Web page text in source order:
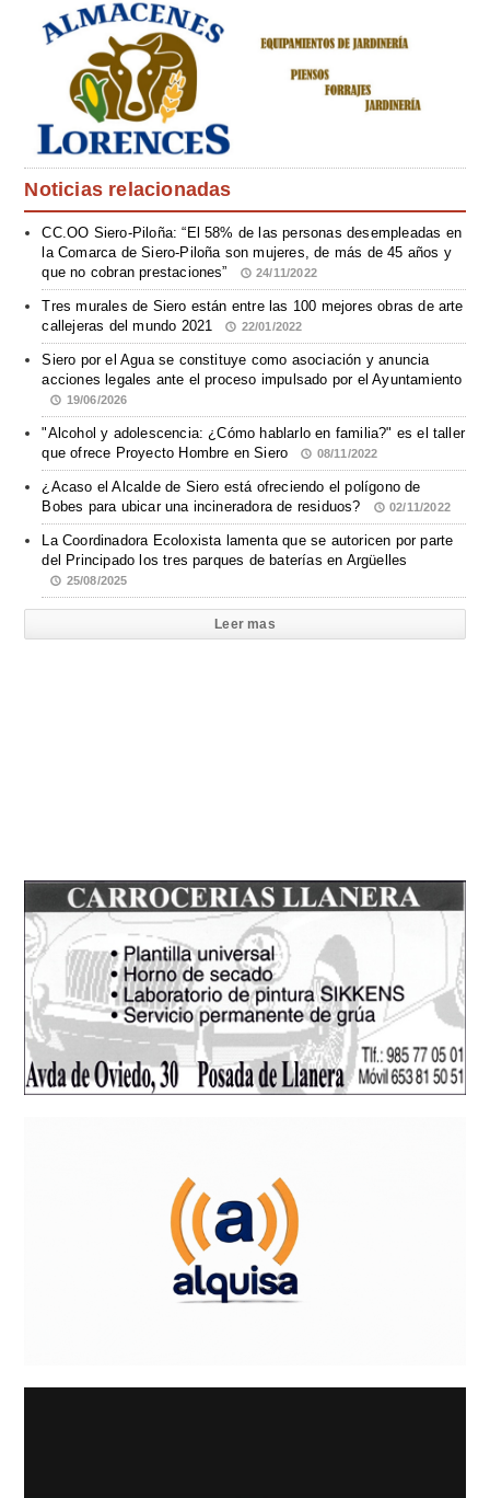
Noticias relacionadas
CC.OO Siero-Piloña: “El 58% de las personas desempleadas en
la Comarca de Siero-Piloña son mujeres, de más de 45 años y
que no cobran prestaciones”
24/11/2022
Tres murales de Siero están entre las 100 mejores obras de arte
callejeras del mundo 2021
22/01/2022
Siero por el Agua se constituye como asociación y anuncia
acciones legales ante el proceso impulsado por el Ayuntamiento
19/06/2026
"Alcohol y adolescencia: ¿Cómo hablarlo en familia?" es el taller
que ofrece Proyecto Hombre en Siero
08/11/2022
¿Acaso el Alcalde de Siero está ofreciendo el polígono de
Bobes para ubicar una incineradora de residuos?
02/11/2022
La Coordinadora Ecoloxista lamenta que se autoricen por parte
del Principado los tres parques de baterías en Argüelles
25/08/2025
Leer mas